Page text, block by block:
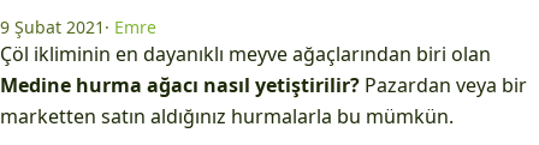
9 Şubat 2021 · Emre
Çöl ikliminin en dayanıklı meyve ağaçlarından biri olan
Medine hurma ağacı nasıl yetiştirilir? Pazardan veya bir
marketten satın aldığınız hurmalarla bu mümkün.